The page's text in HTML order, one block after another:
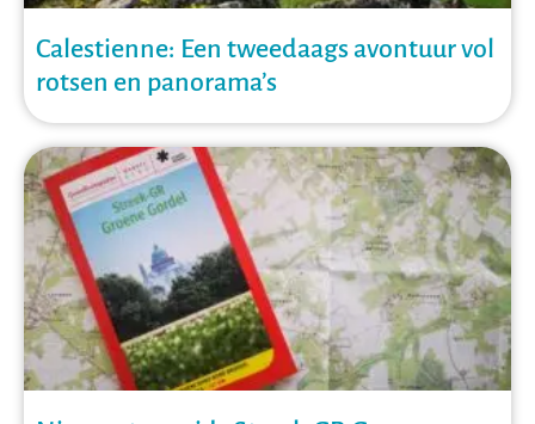
Calestienne: Een tweedaags avontuur vol
rotsen en panorama’s